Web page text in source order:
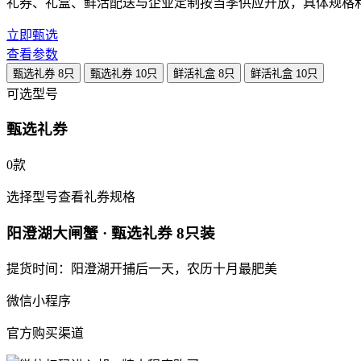
立即甄选
查看参数
甄选礼券 8只 甄选礼券 10只 鲜活礼盒 8只 鲜活礼盒 10只
可选型号
甄选礼券
0款
选择型号查看礼券规格
阳澄湖大闸蟹 · 甄选礼券 8只装
提货时间：阳澄湖开捕后一天，农历十月最肥美
微信小程序
官方购买渠道